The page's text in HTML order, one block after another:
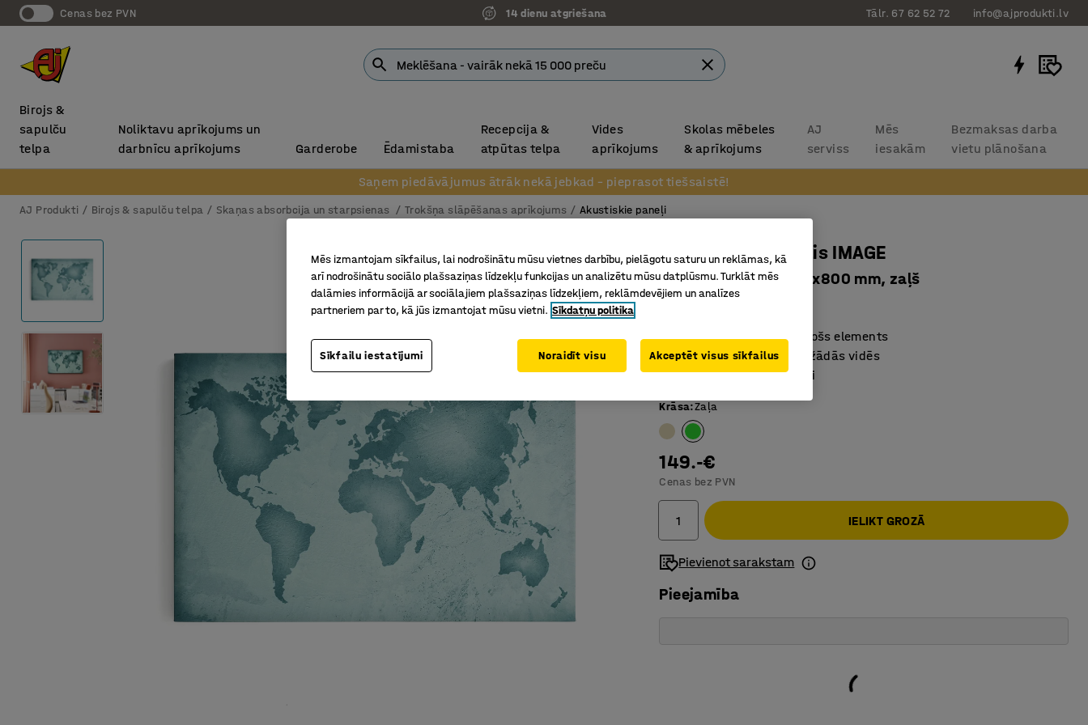
Cenas bez PVN 14 dienu atgriešana Tālr. 67 62 52 72 info@ajprodukti.lv
Birojs &
sapulču
telpa
Noliktavu aprīkojums un
darbnīcu aprīkojums
Garderobe Ēdamistaba
Recepcija &
atpūtas telpa
Vides
aprīkojums
Skolas mēbeles
& aprīkojums
AJ
serviss
Mēs
iesakām
Bezmaksas darba
vietu plānošana
Saņem piedāvājumus ātrāk nekā jebkad – pieprasot tiešsaistē!
AJ Produkti Birojs & sapulču telpa Skaņas absorbcija un starpsienas Trokšņa slāpēšanas aprīkojums Akustiskie paneļi
Akustiskais panelis IMAGE
Pasaules karte, 1200x800 mm, zaļš
Art. nr.
Dekoratīvs skaņu slāpējošs elements
Piemērots lietošanai dažādās vidēs
Pazemina trokšņa līmeni
Krāsa:Zaļa
149.-€
Cenas bez PVN
IELIKT GROZĀ
Pievienot sarakstam
Pieejamība
Mēs izmantojam sīkfailus, lai nodrošinātu mūsu vietnes darbību, pielāgotu saturu un reklāmas, kā
arī nodrošinātu sociālo plašsaziņas līdzekļu funkcijas un analizētu mūsu datplūsmu. Turklāt mēs
dalāmies informācijā ar sociālajiem plašsaziņas līdzekļiem, reklāmdevējiem un analīzes
partneriem par to, kā jūs izmantojat mūsu vietni. Sīkdatņu politika
Sīkfailu iestatījumi Noraidīt visu Akceptēt visus sīkfailus